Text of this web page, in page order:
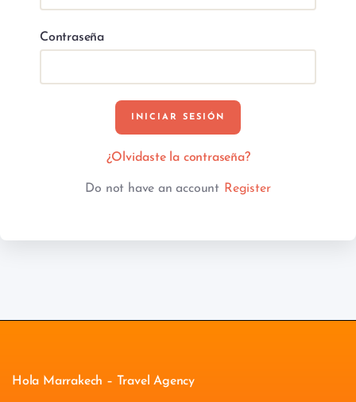
Contraseña
¿Olvidaste la contraseña?
Do not have an account Register
Hola Marrakech – Travel Agency